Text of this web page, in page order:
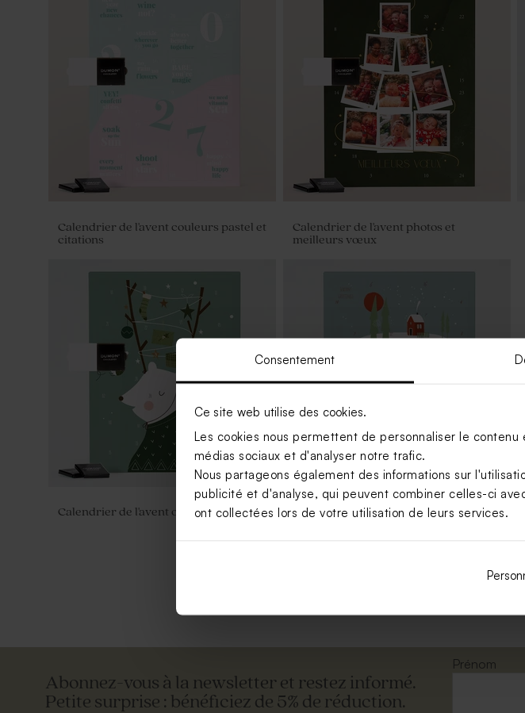
Consentement
Ce site web utilise des cookies.
Les cookies nous permettent de personnaliser le
médias sociaux et d'analyser notre trafic.
Nous partageons également des informations sur
publicité et d'analyse, qui peuvent combiner celles-ci
ont collectées lors de votre utilisation de leurs services.
Calendrier de l'avent couleurs pastel et
citations
Calendrier de l'avent photos et
meilleurs vœux
Calendrier de l'avent ourson
Calendrier de l'avent Noël à la
Voir toute la
Abonnez-vous à la newsletter et restez informé.
Petite surprise : bénéficiez de 5% de réduction.
Prénom